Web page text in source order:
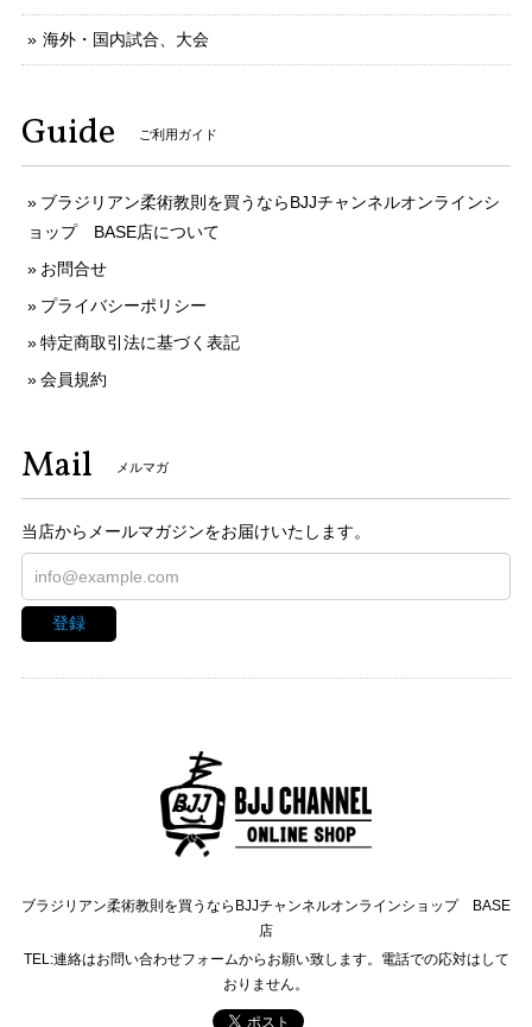
海外・国内試合、大会
Guide ご利用ガイド
ブラジリアン柔術教則を買うならBJJチャンネルオンラインシ
ョップ BASE店について
お問合せ
プライバシーポリシー
特定商取引法に基づく表記
会員規約
Mail メルマガ
当店からメールマガジンをお届けいたします。
登録
ブラジリアン柔術教則を買うならBJJチャンネルオンラインショップ BASE
店
TEL:連絡はお問い合わせフォームからお願い致します。電話での応対はして
おりません。